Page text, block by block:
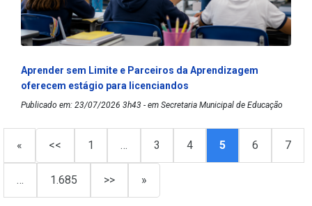
Aprender sem Limite e Parceiros da Aprendizagem
oferecem estágio para licenciandos
Publicado em: 23/07/2026 3h43 - em Secretaria Municipal de Educação
« << 1 … 3 4 5 6 7
… 1.685 >> »